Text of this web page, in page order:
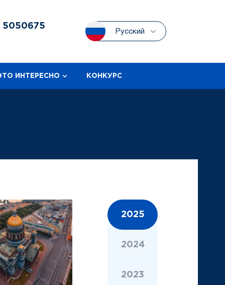
5050675
Русский
ИНТЕРЕСНО КОНКУРС
2025
2024
2023